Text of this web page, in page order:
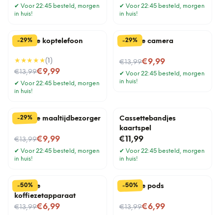
✔ Voor 22:45 besteld, morgen
in huis!
✔ Voor 22:45 besteld, morgen
in huis!
-29%
Tegeltje koptelefoon
★★★★★( 1 )
€13,99
Nu voor€9,99
✔ Voor 22:45 besteld, morgen
in huis!
-29%
Tegeltje camera
€13,99
Nu voor€9,99
✔ Voor 22:45 besteld, morgen
in huis!
-29%
Tegeltje maaltijdbezorger
€13,99
Nu voor€9,99
✔ Voor 22:45 besteld, morgen
in huis!
Cassettebandjes
kaartspel
€11,99
✔ Voor 22:45 besteld, morgen
in huis!
-50%
Tegeltje
koffiezetapparaat
€13,99
Nu voor€6,99
-50%
Tegeltje pods
€13,99
Nu voor€6,99